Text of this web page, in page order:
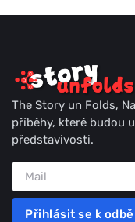
The Story un Folds,
příběhy, které budou
představivosti.
Přihlásit se k